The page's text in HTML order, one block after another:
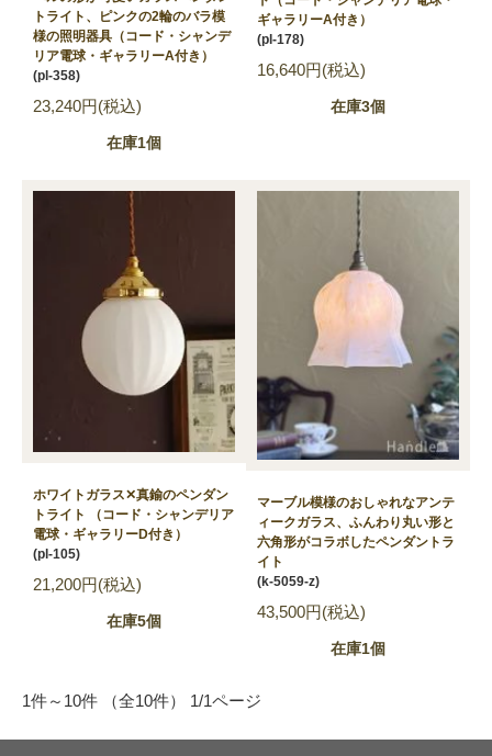
トライト、ピンクの2輪のバラ模
様の照明器具（コード・シャンデ
リア電球・ギャラリーA付き）
(pl-358)
23,240円(税込)
在庫1個
ギャラリーA付き）
(pl-178)
16,640円(税込)
在庫3個
ホワイトガラス✕真鍮のペンダン
トライト （コード・シャンデリア
電球・ギャラリーD付き）
(pl-105)
21,200円(税込)
在庫5個
マーブル模様のおしゃれなアンテ
ィークガラス、ふんわり丸い形と
六角形がコラボしたペンダントラ
イト
(k-5059-z)
43,500円(税込)
在庫1個
1件～10件 （全10件） 1/1ページ